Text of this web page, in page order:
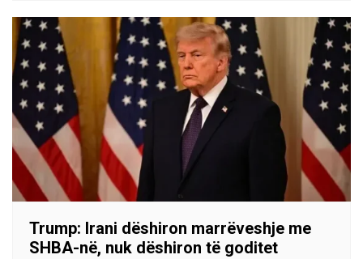
Trump: Irani dëshiron marrëveshje me
SHBA-në, nuk dëshiron të goditet